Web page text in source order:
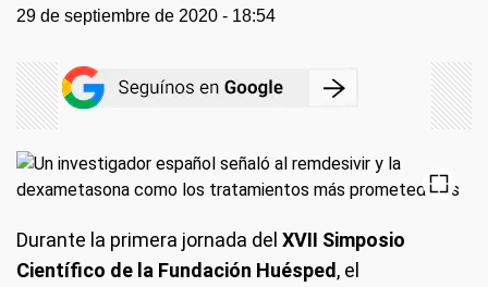
29 de septiembre de 2020 - 18:54
Durante la primera jornada del XVII Simposio
Científico de la Fundación Huésped , el